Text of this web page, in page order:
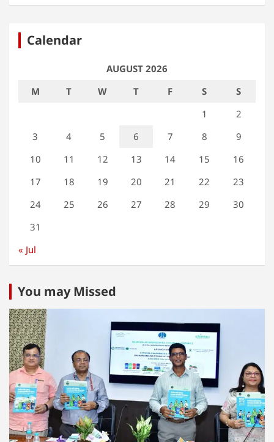
Calendar
AUGUST 2026
M
T W T F S
S
1
2
3
4 5 6 7 8
9
10
11 12 13 14 15
16
17
18 19 20 21 22
23
24
25 26 27 28 29
30
31
« Jul
You may Missed